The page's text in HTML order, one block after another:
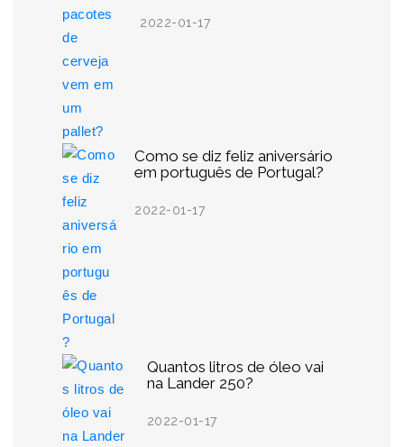
2022-01-17
Como se diz feliz aniversário
em português de Portugal?
2022-01-17
Quantos litros de óleo vai
na Lander 250?
2022-01-17